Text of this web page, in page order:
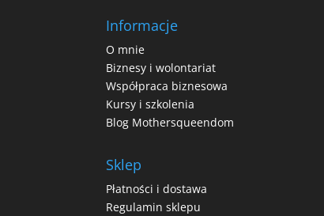
Informacje
O mnie
Biznesy i wolontariat
Współpraca biznesowa
Kursy i szkolenia
Blog Mothersqueendom
Sklep
Płatności i dostawa
Regulamin sklepu